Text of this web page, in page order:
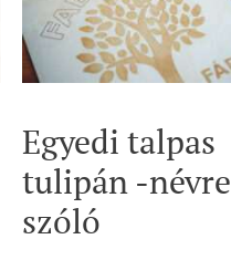
Egyedi talpas
tulipán -névre
szóló